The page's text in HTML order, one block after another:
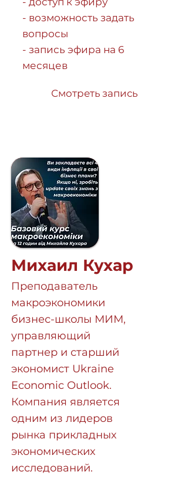
- возможность задать
вопросы
- запись эфира на 6
месяцев
Смотреть запись
Михаил Кухар
Преподаватель
макроэкономики
бизнес-школы МИМ,
управляющий
партнер и старший
экономист Ukraine
Economic Outlook.
Компания является
одним из лидеров
рынка прикладных
экономических
исследований.